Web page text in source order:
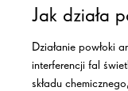
Jak działa
Działanie powłoki
interferencji fal
składu